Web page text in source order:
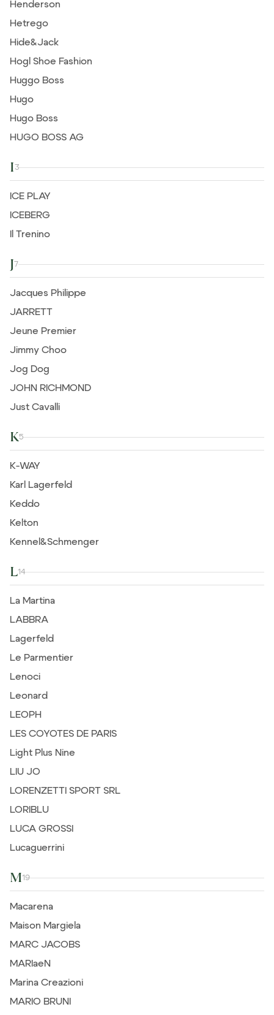
Henderson
Hetrego
Hide&Jack
Hogl Shoe Fashion
Huggo Boss
Hugo
Hugo Boss
HUGO BOSS AG
I3
ICE PLAY
ICEBERG
Il Trenino
J7
Jacques Philippe
JARRETT
Jeune Premier
Jimmy Choo
Jog Dog
JOHN RICHMOND
Just Cavalli
K5
K-WAY
Karl Lagerfeld
Keddo
Kelton
Kennel&Schmenger
L14
La Martina
LABBRA
Lagerfeld
Le Parmentier
Lenoci
Leonard
LEOPH
LES COYOTES DE PARIS
Light Plus Nine
LIU JO
LORENZETTI SPORT SRL
LORIBLU
LUCA GROSSI
Lucaguerrini
M19
Macarena
Maison Margiela
MARC JACOBS
MARIaeN
Marina Creazioni
MARIO BRUNI